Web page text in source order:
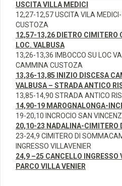
USCITA VILLA MEDICI
12,27-12,57 USCITA VILA
CUSTOZA
12,57-13,26 DIETRO CIMITERO
LOC. VALBUSA
13,26-13,36 IMBOCCO SU LOC
CAMMINA CUSTOZA
13,36-13,85 INIZIO DISCESA
VALBUSA – STRADA ANTICO
13,85-14,90 STRADA ANTICO
14,90-19 MAROGNALONGA-
19-20,10 INCROCIO SAN
20,10-23 NADALINA-CIMITERO
23-24,9 CIMITERO DI
INGRESSO VILLAVENIER
24,9 –25 CANCELLO INGRESSO
PARCO VILLA VENIER